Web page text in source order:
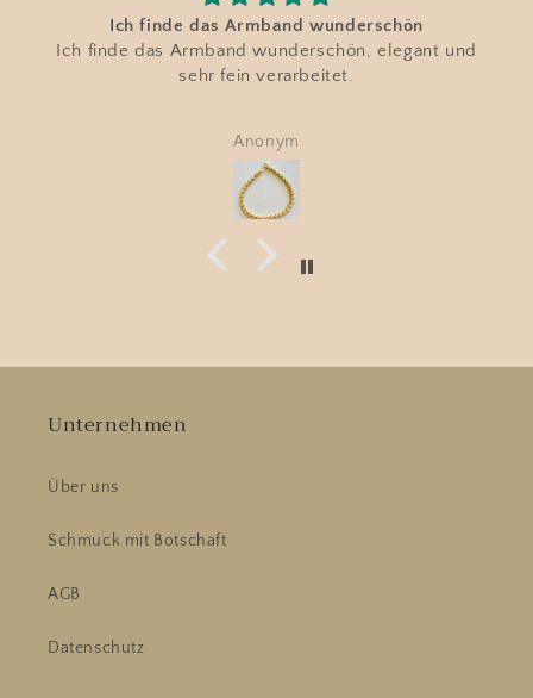
Ich finde das Armband wunderschön
Ich finde das Armband wunderschön, elegant und
sehr fein verarbeitet.
Anonym
Unternehmen
Über uns
Schmuck mit Botschaft
AGB
Datenschutz